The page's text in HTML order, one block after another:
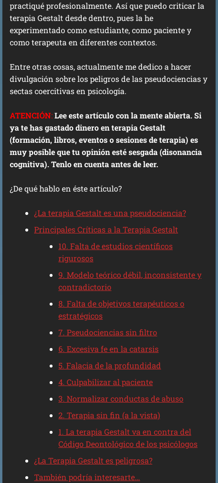
practiqué profesionalmente. Así que puedo criticar la
terapia Gestalt desde dentro, pues la he
experimentado como estudiante, como paciente y
como terapeuta en diferentes contextos.
Entre otras cosas, actualmente me dedico a hacer
divulgación sobre los peligros de las pseudociencias y
sectas coercitivas en psicología.
ATENCIÓN:Lee este artículo con la mente abierta. Si
ya te has gastado dinero en terapia Gestalt
(formación, libros, eventos o sesiones de terapia) es
muy posible que tu opinión esté sesgada (disonancia
cognitiva). Tenlo en cuenta antes de leer.
¿De qué hablo en éste artículo?
¿La terapia Gestalt es una pseudociencia?
Principales Críticas a la Terapia Gestalt
10. Falta de estudios científicos
rigurosos
9. Modelo teórico débil, inconsistente y
contradictorio
8. Falta de objetivos terapéuticos o
estratégicos
7. Pseudociencias sin filtro
6. Excesiva fe en la catarsis
5. Falacia de la profundidad
4. Culpabilizar al paciente
3. Normalizar conductas de abuso
2. Terapia sin fin (a la vista)
1. La terapia Gestalt va en contra del
Código Deontológico de los psicólogos
¿La Terapia Gestalt es peligrosa?
También podría interesarte…